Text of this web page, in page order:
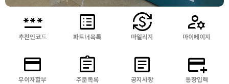
password
추천인코드
list_alt
파트너목록
currency_exchange
마일리지
manage_accounts
마이페이지
credit_card
무이자할부
assignment
주문목록
article
공지사항
add_card
통장입력
프 세럼 아이 30ml
닥터힐러 터닝포인트 노
50ml